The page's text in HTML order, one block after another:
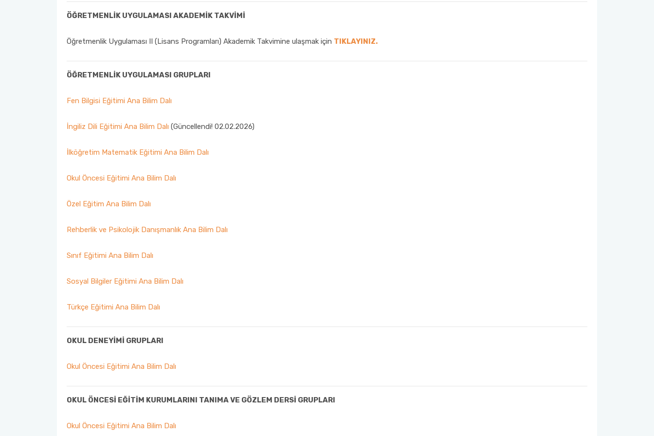
ÖĞRETMENLİK UYGULAMASI AKADEMİK TAKVİMİ
Öğretmenlik Uygulaması II (Lisans Programları) Akademik Takvimine ulaşmak için TIKLAYINIZ.
ÖĞRETMENLİK UYGULAMASI GRUPLARI
Fen Bilgisi Eğitimi Ana Bilim Dalı
İngiliz Dili Eğitimi Ana Bilim Dalı (Güncellendi! 02.02.2026)
İlköğretim Matematik Eğitimi Ana Bilim Dalı
Okul Öncesi Eğitimi Ana Bilim Dalı
Özel Eğitim Ana Bilim Dalı
Rehberlik ve Psikolojik Danışmanlık Ana Bilim Dalı
Sınıf Eğitimi Ana Bilim Dalı
Sosyal Bilgiler Eğitimi Ana Bilim Dalı
Türkçe Eğitimi Ana Bilim Dalı
OKUL DENEYİMİ GRUPLARI
Okul Öncesi Eğitimi Ana Bilim Dalı
OKUL ÖNCESİ EĞİTİM KURUMLARINI TANIMA VE GÖZLEM DERSİ GRUPLARI
Okul Öncesi Eğitimi Ana Bilim Dalı
Organizasyon Şeması
Öğrenci Bilgi Sistemi (OBS)
Değişim Programları